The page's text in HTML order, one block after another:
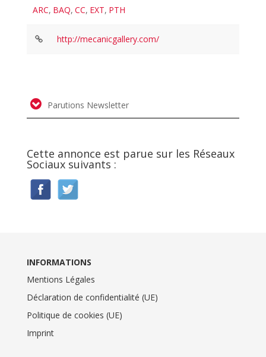
ARC, BAQ, CC, EXT, PTH
http://mecanicgallery.com/
Parutions Newsletter
Cette annonce est parue sur les Réseaux
Sociaux suivants :
INFORMATIONS
Mentions Légales
Déclaration de confidentialité (UE)
Politique de cookies (UE)
Imprint